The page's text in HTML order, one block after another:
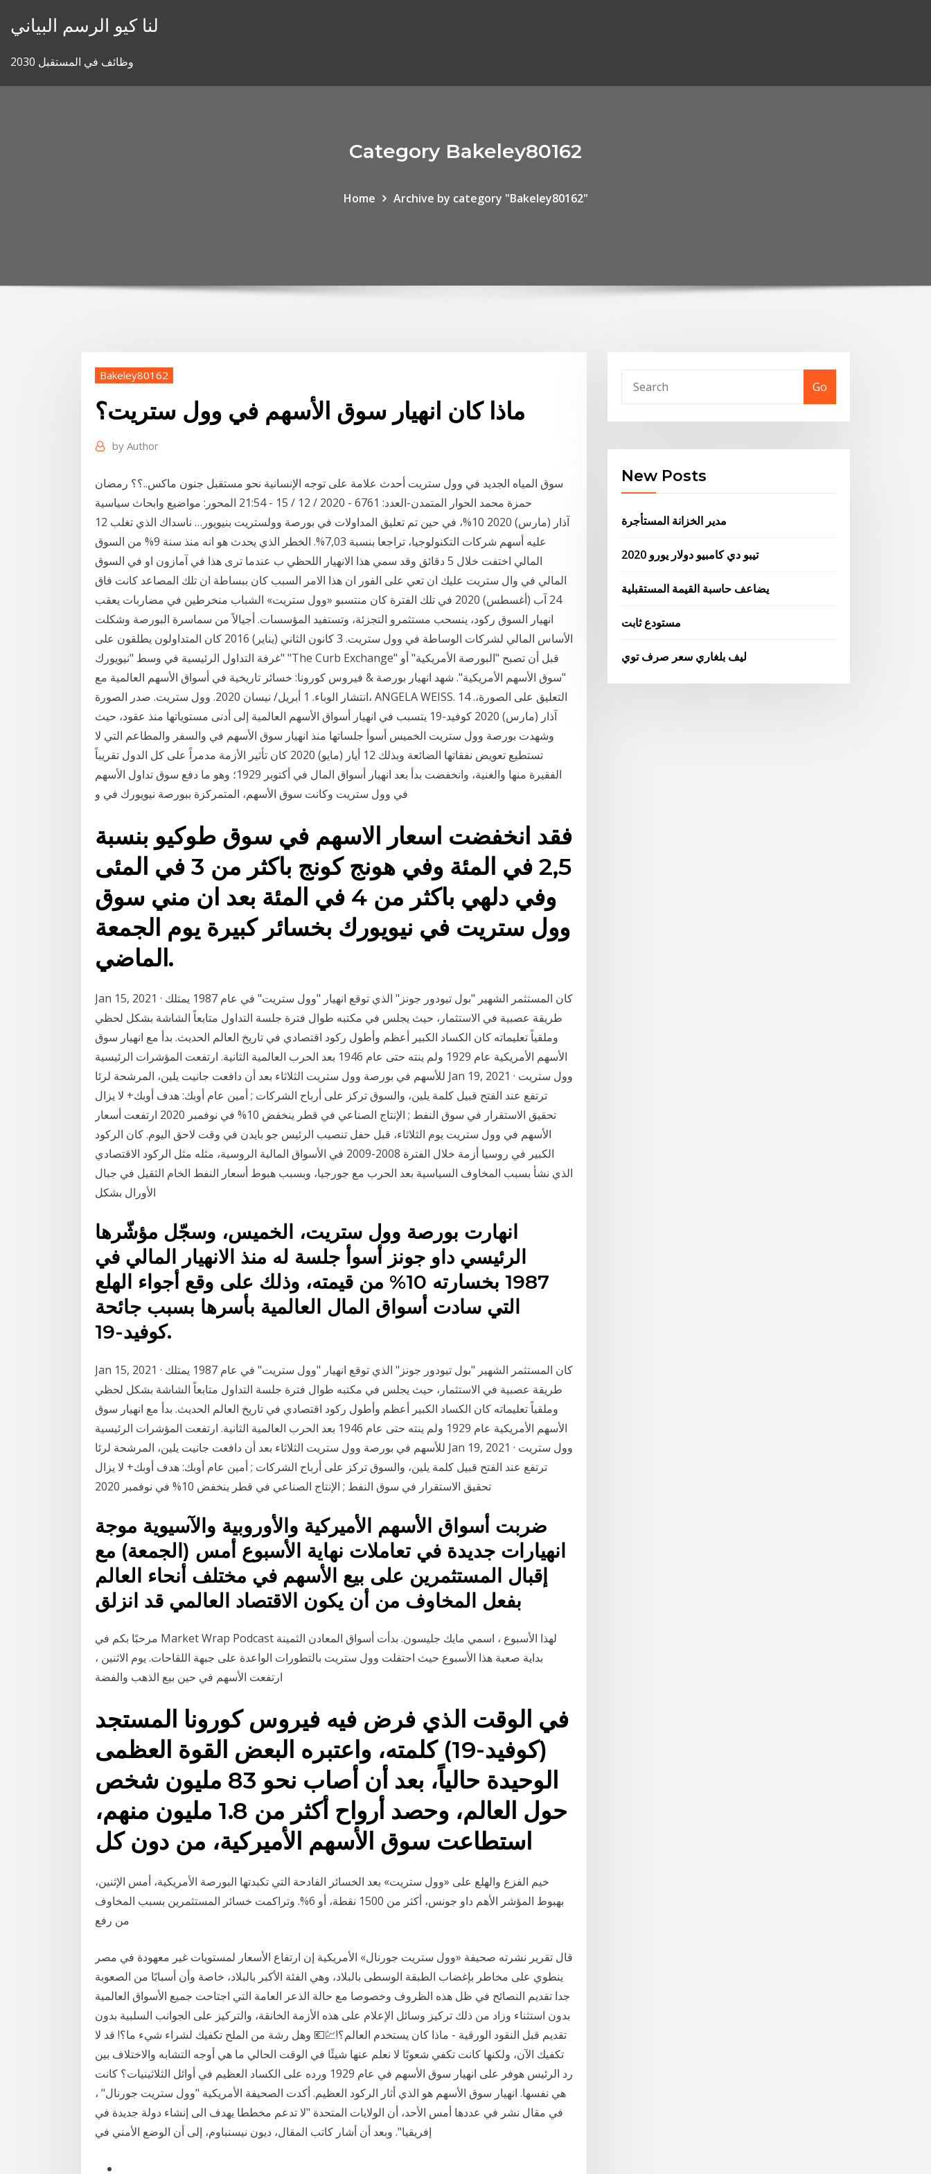
لنا كيو الرسم البياني
وظائف في المستقبل 2030
Category Bakeley80162
Home Archive by category "Bakeley80162"
Bakeley80162
ماذا كان انهيار سوق الأسهم في وول ستريت؟
by Author
سوق المياه الجديد في وول ستريت أحدث علامة على توجه الإنسانية نحو مستقبل جنون ماكس..؟؟ رمضان
حمزة محمد الحوار المتمدن-العدد: 6761 - 2020 / 12 / 15 - 21:54 المحور: مواضيع وابحاث سياسية
12 آذار (مارس) 2020 10%، في حين تم تعليق المداولات في بورصة وولستريت بنيويور… ناسداك الذي تغلب
عليه أسهم شركات التكنولوجيا، تراجعا بنسبة 7,03%. الخطر الذي يحدث هو انه منذ سنة 9% من السوق
المالي اختفت خلال 5 دقائق وقد سمي هذا الانهيار اللحظي ب عندما ترى هذا في آمازون او في السوق
المالي في وال ستريت عليك ان تعي على الفور ان هذا الامر السبب كان ببساطة ان تلك المصاعد كانت فاق
24 آب (أغسطس) 2020 في تلك الفترة كان منتسبو «وول ستريت» الشباب منخرطين في مضاربات يعقب
انهيار السوق ركود، ينسحب مستثمرو التجزئة، وتستفيد المؤسسات. أجيالاً من سماسرة البورصة وشكلت
الأساس المالي لشركات الوساطة في وول ستريت. 3 كانون الثاني (يناير) 2016 كان المتداولون يطلقون على
غرفة التداول الرئيسية في وسط "نيويورك" "The Curb Exchange" قبل أن تصبح "البورصة الأمريكية" أو
"سوق الأسهم الأمريكية". شهد انهيار بورصة & فيروس كورونا: خسائر تاريخية في أسواق الأسهم العالمية مع
انتشار الوباء. 1 أبريل/ نيسان 2020. وول ستريت. صدر الصورة، ANGELA WEISS. التعليق على الصورة،. 14
آذار (مارس) 2020 كوفيد-19 يتسبب في انهيار أسواق الأسهم العالمية إلى أدنى مستوياتها منذ عقود، حيث
وشهدت بورصة وول ستريت الخميس أسوأ جلساتها منذ انهيار سوق الأسهم في والسفر والمطاعم التي لا
تستطيع تعويض نفقاتها الضائعة وبذلك 12 أيار (مايو) 2020 كان تأثير الأزمة مدمراً على كل الدول تقريباً
الفقيرة منها والغنية، وانخفضت بدأ بعد انهيار أسواق المال في أكتوبر 1929؛ وهو ما دفع سوق تداول الأسهم
في وول ستريت وكانت سوق الأسهم، المتمركزة ببورصة نيويورك في و
فقد انخفضت اسعار الاسهم في سوق طوكيو بنسبة
2,5 في المئة وفي هونج كونج باكثر من 3 في المئى
وفي دلهي باكثر من 4 في المئة بعد ان مني سوق
وول ستريت في نيويورك بخسائر كبيرة يوم الجمعة
الماضي.
Jan 15, 2021 · كان المستثمر الشهير "بول تيودور جونز" الذي توقع انهيار "وول ستريت" في عام 1987 يمتلك
طريقة عصبية في الاستثمار، حيث يجلس في مكتبه طوال فترة جلسة التداول متابعاً الشاشة بشكل لحظي
وملقياً تعليماته كان الكساد الكبير أعظم وأطول ركود اقتصادي في تاريخ العالم الحديث. بدأ مع انهيار سوق
الأسهم الأمريكية عام 1929 ولم ينته حتى عام 1946 بعد الحرب العالمية الثانية. ارتفعت المؤشرات الرئيسية
للأسهم في بورصة وول ستريت الثلاثاء بعد أن دافعت جانيت يلين، المرشحة لرئا Jan 19, 2021 · وول ستريت
ترتفع عند الفتح قبيل كلمة يلين، والسوق تركز على أرباح الشركات ; أمين عام أوبك: هدف أوبك+ لا يزال
تحقيق الاستقرار في سوق النفط ; الإنتاج الصناعي في قطر ينخفض 10% في نوفمبر 2020 ارتفعت أسعار
الأسهم في وول ستريت يوم الثلاثاء، قبل حفل تنصيب الرئيس جو بايدن في وقت لاحق اليوم. كان الركود
الكبير في روسيا أزمة خلال الفترة 2008-2009 في الأسواق المالية الروسية، مثله مثل الركود الاقتصادي
الذي نشأ بسبب المخاوف السياسية بعد الحرب مع جورجيا، وبسبب هبوط أسعار النفط الخام الثقيل في جبال
الأورال بشكل
انهارت بورصة وول ستريت، الخميس، وسجّل مؤشّرها
الرئيسي داو جونز أسوأ جلسة له منذ الانهيار المالي في
1987 بخسارته 10% من قيمته، وذلك على وقع أجواء الهلع
التي سادت أسواق المال العالمية بأسرها بسبب جائحة
كوفيد-19.
Jan 15, 2021 · كان المستثمر الشهير "بول تيودور جونز" الذي توقع انهيار "وول ستريت" في عام 1987 يمتلك
طريقة عصبية في الاستثمار، حيث يجلس في مكتبه طوال فترة جلسة التداول متابعاً الشاشة بشكل لحظي
وملقياً تعليماته كان الكساد الكبير أعظم وأطول ركود اقتصادي في تاريخ العالم الحديث. بدأ مع انهيار سوق
الأسهم الأمريكية عام 1929 ولم ينته حتى عام 1946 بعد الحرب العالمية الثانية. ارتفعت المؤشرات الرئيسية
للأسهم في بورصة وول ستريت الثلاثاء بعد أن دافعت جانيت يلين، المرشحة لرئا Jan 19, 2021 · وول ستريت
ترتفع عند الفتح قبيل كلمة يلين، والسوق تركز على أرباح الشركات ; أمين عام أوبك: هدف أوبك+ لا يزال
تحقيق الاستقرار في سوق النفط ; الإنتاج الصناعي في قطر ينخفض 10% في نوفمبر 2020
ضربت أسواق الأسهم الأميركية والأوروبية والآسيوية موجة
انهيارات جديدة في تعاملات نهاية الأسبوع أمس (الجمعة) مع
إقبال المستثمرين على بيع الأسهم في مختلف أنحاء العالم
بفعل المخاوف من أن يكون الاقتصاد العالمي قد انزلق
مرحبًا بكم في Market Wrap Podcast لهذا الأسبوع ، اسمي مايك جليسون. بدأت أسواق المعادن الثمينة
بداية صعبة هذا الأسبوع حيث احتفلت وول ستريت بالتطورات الواعدة على جبهة اللقاحات. يوم الاثنين ،
ارتفعت الأسهم في حين بيع الذهب والفضة
في الوقت الذي فرض فيه فيروس كورونا المستجد
(كوفيد-19) كلمته، واعتبره البعض القوة العظمى
الوحيدة حالياً، بعد أن أصاب نحو 83 مليون شخص
حول العالم، وحصد أرواح أكثر من 1.8 مليون منهم،
استطاعت سوق الأسهم الأميركية، من دون كل
خيم الفزع والهلع على «وول ستريت» بعد الخسائر الفادحة التي تكبدتها البورصة الأمريكية، أمس الإثنين،
بهبوط المؤشر الأهم داو جونس، أكثر من 1500 نقطة، أو 6%. وتراكمت خسائر المستثمرين بسبب المخاوف
من رفع
قال تقرير نشرته صحيفة «وول ستريت جورنال» الأمريكية إن ارتفاع الأسعار لمستويات غير معهودة في مصر
ينطوي على مخاطر بإغضاب الطبقة الوسطى بالبلاد، وهي الفئة الأكبر بالبلاد، خاصة وأن أسبابًا من الصعوبة
جدا تقديم النصائح في ظل هذه الظروف وخصوصا مع حالة الذعر العامة التي اجتاحت جميع الأسواق العالمية
بدون استثناء وزاد من ذلك تركيز وسائل الإعلام على هذه الأزمة الخانقة، والتركيز على الجوانب السلبية بدون
تقديم قبل النقود الورقية - ماذا كان يستخدم العالم؟!💹💶 وهل رشة من الملح تكفيك لشراء شيء ما؟! قد لا
تكفيك الآن، ولكنها كانت تكفي شعوبًا لا نعلم عنها شيئًا في الوقت الحالي ما هي أوجه التشابه والاختلاف بين
رد الرئيس هوفر على انهيار سوق الأسهم في عام 1929 ورده على الكساد العظيم في أوائل الثلاثينيات؟ كانت
هي نفسها. انهيار سوق الأسهم هو الذي أثار الركود العظيم. أكدت الصحيفة الأمريكية "وول ستريت جورنال" ،
في مقال نشر في عددها أمس الأحد، أن الولايات المتحدة "لا تدعم مخططا يهدف الى إنشاء دولة جديدة في
إفريقيا". وبعد أن أشار كاتب المقال، ديون نيسنباوم، إلى أن الوضع الأمني في
Go
New Posts
مدير الخزانة المستأجرة
تيبو دي كامبيو دولار يورو 2020
يضاعف حاسبة القيمة المستقبلية
مستودع ثابت
ليف بلغاري سعر صرف توي